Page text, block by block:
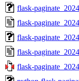
flask-
flask-
flask-
flask-
flask-